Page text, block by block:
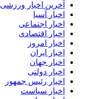
آخرین اخبار ورزشی
اخبار آسیا
اخبار اجتماعی
اخبار اقتصادی
اخبار امروز
اخبار ایران
اخبار جهان
اخبار دولتی
اخبار رئیس جمهور
اخبار سیاست